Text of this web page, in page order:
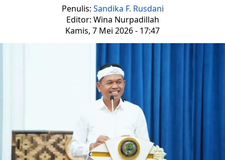
Penulis: Sandika F. Rusdani
Editor: Wina Nurpadillah
Kamis, 7 Mei 2026 - 17:47